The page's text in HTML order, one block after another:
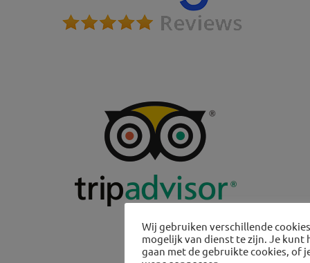
Wij gebruiken verschillende
mogelijk van dienst te zijn. Je kunt
gaan met de gebruikte cookies, of